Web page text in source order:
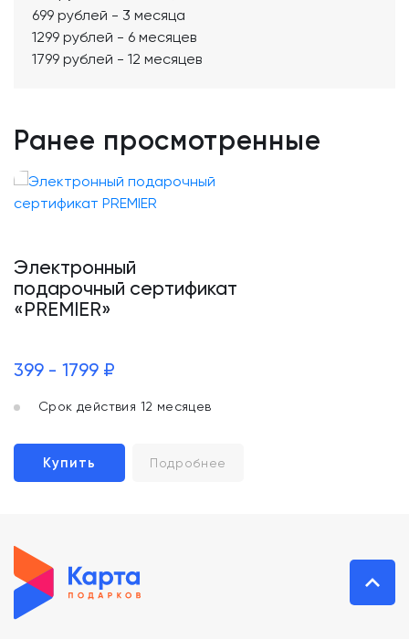
699 рублей - 3 месяца
1299 рублей - 6 месяцев
1799 рублей - 12 месяцев
Ранее просмотренные
Электронный
подарочный сертификат
«PREMIER»
399 - 1799 ₽
Срок действия 12 месяцев
Купить Подробнее